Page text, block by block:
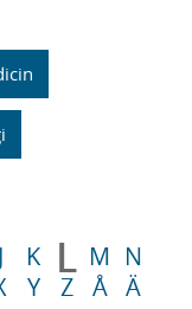
J K L M N
Y Z Å Ä